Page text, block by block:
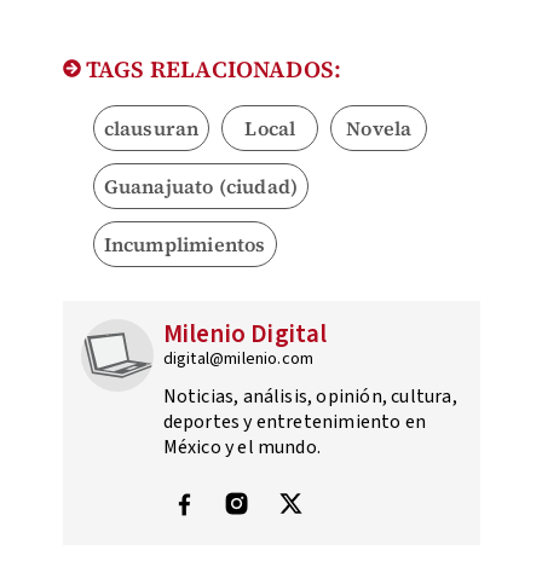
TAGS RELACIONADOS:
clausuran Local Novela
Guanajuato (ciudad)
Incumplimientos
Milenio Digital
digital@milenio.com
Noticias, análisis, opinión, cultura,
deportes y entretenimiento en
México y el mundo.